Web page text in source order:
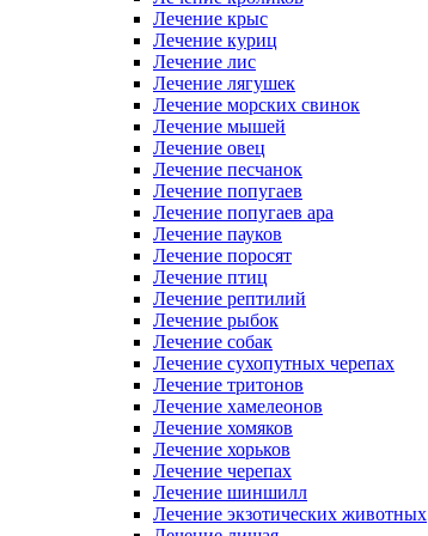
Лечение крыс
Лечение куриц
Лечение лис
Лечение лягушек
Лечение морских свинок
Лечение мышей
Лечение овец
Лечение песчанок
Лечение попугаев
Лечение попугаев ара
Лечение пауков
Лечение поросят
Лечение птиц
Лечение рептилий
Лечение рыбок
Лечение собак
Лечение сухопутных черепах
Лечение тритонов
Лечение хамелеонов
Лечение хомяков
Лечение хорьков
Лечение черепах
Лечение шиншилл
Лечение экзотических животных